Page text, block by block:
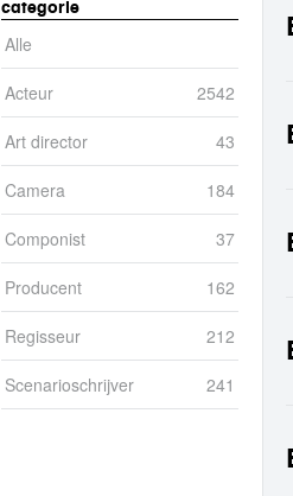
categorie
Alle
Acteur 2542
Acteur-filter toepassen
Art director 43
Art director-filter toepassen
Camera 184
Camera-filter toepassen
Componist 37
Componist-filter toepassen
Producent 162
Producent-filter toepassen
Regisseur 212
Regisseur-filter toepassen
Scenarioschrijver 241
Scenarioschrijver-